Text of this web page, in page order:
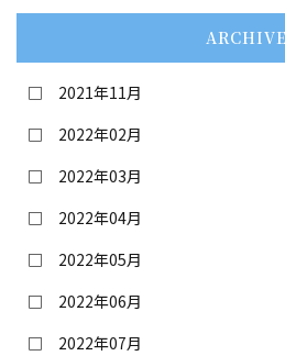
ARCHIVE
2021年11月
2022年02月
2022年03月
2022年04月
2022年05月
2022年06月
2022年07月